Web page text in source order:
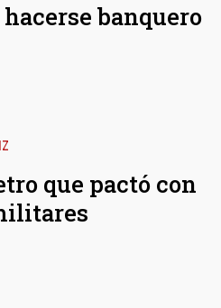
banquero
que pactó con